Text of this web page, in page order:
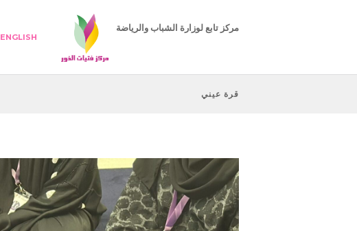
مركز تابع لوزارة الشباب والرياضة
ENGLISH
قرة عيني